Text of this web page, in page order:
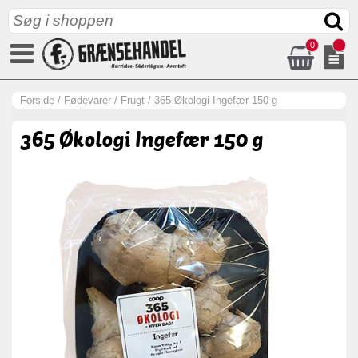
0
Forside / Fødevarer / Frugt / 365 Økologi Ingefær 150 g
365 Økologi Ingefær 150 g